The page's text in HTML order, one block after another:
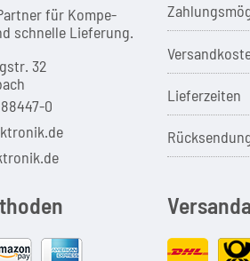
für Kom­pe­
schnel­le Lie­ferung.
32
0
Lieferzeiten